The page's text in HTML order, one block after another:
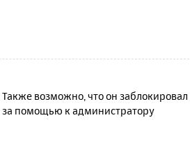
возможно, что он
за помощью к администратору